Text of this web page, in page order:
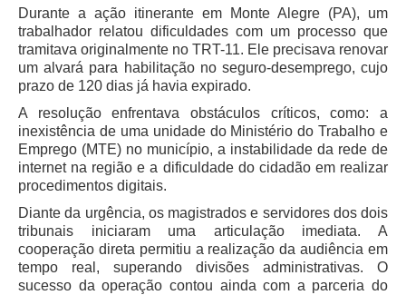
Durante a ação itinerante em Monte Alegre (PA), um
trabalhador relatou dificuldades com um processo que
tramitava originalmente no TRT-11. Ele precisava renovar
um alvará para habilitação no seguro-desemprego, cujo
prazo de 120 dias já havia expirado.
A resolução enfrentava obstáculos críticos, como: a
inexistência de uma unidade do Ministério do Trabalho e
Emprego (MTE) no município, a instabilidade da rede de
internet na região e a dificuldade do cidadão em realizar
procedimentos digitais.
Diante da urgência, os magistrados e servidores dos dois
tribunais iniciaram uma articulação imediata. A
cooperação direta permitiu a realização da audiência em
tempo real, superando divisões administrativas. O
sucesso da operação contou ainda com a parceria do